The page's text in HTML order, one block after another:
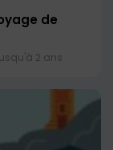
de
2 ans